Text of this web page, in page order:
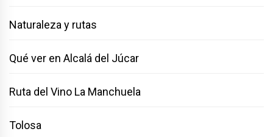
Naturaleza y rutas
Qué ver en Alcalá del Júcar
Ruta del Vino La Manchuela
Tolosa